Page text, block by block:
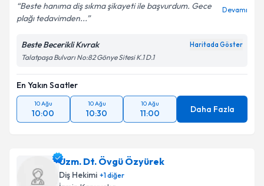
Beste hanıma diş sıkma şikayeti ile başvurdum. Gece
plağı tedavimden...
Devamı
Beste Becerikli Kıvrak Haritada Göster
Talatpaşa Bulvarı No:82 Gönye Sitesi K.1 D.1
En Yakın Saatler
10 Ağu
10:00
10 Ağu
10:30
10 Ağu
11:00 Daha Fazla
Uzm. Dt. Övgü Özyürek
Diş Hekimi +1diğer